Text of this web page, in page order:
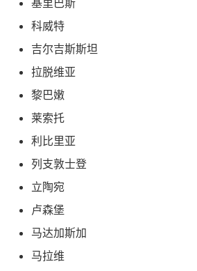
基里巴斯
科威特
吉尔吉斯斯坦
拉脱维亚
黎巴嫩
莱索托
利比里亚
列支敦士登
立陶宛
卢森堡
马达加斯加
马拉维